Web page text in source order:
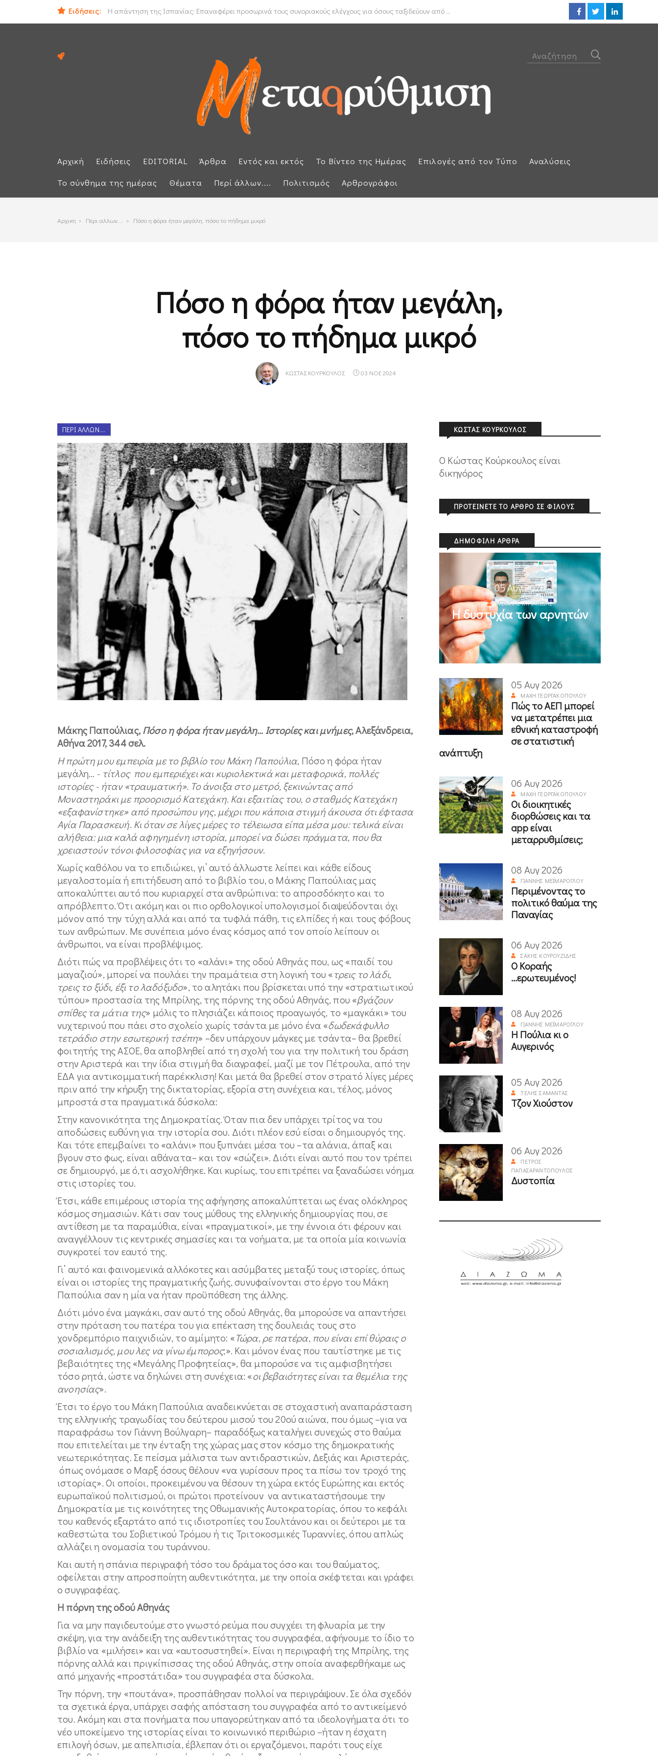
Ειδήσεις:
Η απάντηση της Ισπανίας: Επαναφέρει προσωρινά τους συνοριακούς ελέγχους για όσους ταξιδεύουν από ...
Ο εισαγγελέας του Αρείου Πάγου Ε. Μπακέλας απέρριψε αιτήσεις για να ανασυρθεί από το αρχείο η ... ΟΟΣΑ: Στην τελευταία θέση η
Αρχική Ειδήσεις EDITORIAL Άρθρα Εντός και εκτός Το Βίντεο της Ημέρας Επιλογές από τον Τύπο
Αναλύσεις
Το σύνθημα της ημέρας
Θέματα Περί άλλων.... Πολιτισμός Αρθρογράφοι
Αρχικη > Περι αλλων.... > Πόσο η φόρα ήταν μεγάλη, πόσο το πήδημα μικρό
Πόσο η φόρα ήταν μεγάλη,
πόσο το πήδημα μικρό
ΚΏΣΤΑΣ ΚΟΎΡΚΟΥΛΟΣ 03 ΝΟΕ 2024
ΠΕΡΊ ΆΛΛΩΝ....
Μάκης Παπούλιας, Πόσο η φόρα ήταν μεγάλη… Ιστορίες και μνήμες, Αλεξάνδρεια,
Αθήνα 2017, 344 σελ.
Η πρώτη μου εμπειρία με το βιβλίο του Μάκη Παπούλια, Πόσο η φόρα ήταν
μεγάλη… - τίτλος που εμπεριέχει και κυριολεκτικά και μεταφορικά, πολλές
ιστορίες - ήταν «τραυματική». Το άνοιξα στο μετρό, ξεκινώντας από
Μοναστηράκι με προορισμό Κατεχάκη. Και εξαιτίας του, ο σταθμός Κατεχάκη
«εξαφανίστηκε» από προσώπου γης, μέχρι που κάποια στιγμή άκουσα ότι έφτασα
Αγία Παρασκευή. Κι όταν σε λίγες μέρες το τέλειωσα είπα μέσα μου: τελικά είναι
αλήθεια: μια καλά αφηγημένη ιστορία, μπορεί να δώσει πράγματα, που θα
χρειαστούν τόνοι φιλοσοφίας για να εξηγήσουν.
Xωρίς καθόλου να το επιδιώκει, γι’ αυτό άλλωστε λείπει και κάθε είδους
μεγαλοστομία ή επιτήδευση από το βιβλίο του, ο Μάκης Παπούλιας μας
αποκαλύπτει αυτό που κυριαρχεί στα ανθρώπινα: το απροσδόκητο και το
απρόβλεπτο. Ότι ακόμη και οι πιο ορθολογικοί υπολογισμοί διαψεύδονται όχι
μόνον από την τύχη αλλά και από τα τυφλά πάθη, τις ελπίδες ή και τους φόβους
των ανθρώπων. Με συνέπεια μόνο ένας κόσμος από τον οποίο λείπουν οι
άνθρωποι, να είναι προβλέψιμος.
Διότι πώς να προβλέψεις ότι το «αλάνι» της οδού Αθηνάς που, ως «παιδί του
μαγαζιού», μπορεί να πουλάει την πραμάτεια στη λογική του «τρεις το λάδι,
τρεις το ξύδι, έξι το λαδόξυδο», το αλητάκι που βρίσκεται υπό την «στρατιωτικού
τύπου» προστασία της Μπρίλης, της πόρνης της οδού Αθηνάς, που «βγάζουν
σπίθες τα μάτια της» μόλις το πλησιάζει κάποιος προαγωγός, το «μαγκάκι» του
νυχτερινού που πάει στο σχολείο χωρίς τσάντα με μόνο ένα «δωδεκάφυλλο
τετράδιο στην εσωτερική τσέπη» –δεν υπάρχουν μάγκες με τσάντα– θα βρεθεί
φοιτητής της ΑΣΟΕ, θα αποβληθεί από τη σχολή του για την πολιτική του δράση
στην Αριστερά και την ίδια στιγμή θα διαγραφεί, μαζί με τον Πέτρουλα, από την
ΕΔΑ για αντικομματική παρέκκλιση! Και μετά θα βρεθεί στον στρατό λίγες μέρες
πριν από την κήρυξη της δικτατορίας, εξορία στη συνέχεια και, τέλος, μόνος
μπροστά στα πραγματικά δύσκολα:
Στην κανονικότητα της Δημοκρατίας. Όταν πια δεν υπάρχει τρίτος να του
αποδώσεις ευθύνη για την ιστορία σου. Διότι πλέον εσύ είσαι ο δημιουργός της.
Και τότε επεμβαίνει το «αλάνι» που ξυπνάει μέσα του –τα αλάνια, άπαξ και
βγουν στο φως, είναι αθάνατα– και τον «σώζει». Διότι είναι αυτό που τον τρέπει
σε δημιουργό, με ό,τι ασχολήθηκε. Και κυρίως, του επιτρέπει να ξαναδώσει νόημα
στις ιστορίες του.
Έτσι, κάθε επιμέρους ιστορία της αφήγησης αποκαλύπτεται ως ένας ολόκληρος
κόσμος σημασιών. Κάτι σαν τους μύθους της ελληνικής δημιουργίας που, σε
αντίθεση με τα παραμύθια, είναι «πραγματικοί», με την έννοια ότι φέρουν και
αναγγέλλουν τις κεντρικές σημασίες και τα νοήματα, με τα οποία μία κοινωνία
συγκροτεί τον εαυτό της.
Γι’ αυτό και φαινομενικά αλλόκοτες και ασύμβατες μεταξύ τους ιστορίες, όπως
είναι οι ιστορίες της πραγματικής ζωής, συνυφαίνονται στο έργο του Μάκη
Παπούλια σαν η μία να ήταν προϋπόθεση της άλλης.
Διότι μόνο ένα μαγκάκι, σαν αυτό της οδού Αθηνάς, θα μπορούσε να απαντήσει
στην πρόταση του πατέρα του για επέκταση της δουλειάς τους στο
χονδρεμπόριο παιχνιδιών, το αμίμητο: «Τώρα, ρε πατέρα, που είναι επί θύραις ο
σοσιαλισμός, μου λες να γίνω έμπορος;». Και μόνον ένας που ταυτίστηκε με τις
βεβαιότητες της «Μεγάλης Προφητείας», θα μπορούσε να τις αμφισβητήσει
τόσο ρητά, ώστε να δηλώνει στη συνέχεια: «οι βεβαιότητες είναι τα θεμέλια της
ανοησίας».
Έτσι το έργο του Μάκη Παπούλια αναδεικνύεται σε στοχαστική αναπαράσταση
της ελληνικής τραγωδίας του δεύτερου μισού του 20ού αιώνα, που όμως –για να
παραφράσω τον Γιάννη Βούλγαρη– παραδόξως καταλήγει συνεχώς στο θαύμα
που επιτελείται με την ένταξη της χώρας μας στον κόσμο της δημοκρατικής
νεωτερικότητας. Σε πείσμα μάλιστα των αντιδραστικών, Δεξιάς και Αριστεράς,
όπως ονόμασε ο Μαρξ όσους θέλουν «να γυρίσουν προς τα πίσω τον τροχό της
ιστορίας». Οι οποίοι, προκειμένου να θέσουν τη χώρα εκτός Ευρώπης και εκτός
ευρωπαϊκού πολιτισμού, οι πρώτοι προτείνουν να αντικαταστήσουμε την
Δημοκρατία με τις κοινότητες της Οθωμανικής Αυτοκρατορίας, όπου το κεφάλι
του καθενός εξαρτάτο από τις ιδιοτροπίες του Σουλτάνου και οι δεύτεροι με τα
καθεστώτα του Σοβιετικού Τρόμου ή τις Τριτοκοσμικές Τυραννίες, όπου απλώς
αλλάζει η ονομασία του τυράννου.
Και αυτή η σπάνια περιγραφή τόσο του δράματος όσο και του θαύματος,
οφείλεται στην απροσποίητη αυθεντικότητα, με την οποία σκέφτεται και γράφει
ο συγγραφέας.
Η πόρνη της οδού Αθηνάς
Για να μην παγιδευτούμε στο γνωστό ρεύμα που συγχέει τη φλυαρία με την
σκέψη, για την ανάδειξη της αυθεντικότητας του συγγραφέα, αφήνουμε το ίδιο το
βιβλίο να «μιλήσει» και να «αυτοσυστηθεί». Είναι η περιγραφή της Μπρίλης, της
πόρνης αλλά και πριγκίπισσας της οδού Αθηνάς, στην οποία αναφερθήκαμε ως
από μηχανής «προστάτιδα» του συγγραφέα στα δύσκολα.
Την πόρνη, την «πουτάνα», προσπάθησαν πολλοί να περιγράψουν. Σε όλα σχεδόν
τα σχετικά έργα, υπάρχει σαφής απόσταση του συγγραφέα από το αντικείμενό
του. Ακόμη και στα πονήματα που υπαγορεύτηκαν από τα ιδεολογήματα ότι το
νέο υποκείμενο της ιστορίας είναι το κοινωνικό περιθώριο –ήταν η έσχατη
επιλογή όσων, με απελπισία, έβλεπαν ότι οι εργαζόμενοι, παρότι τους είχε
ΚΏΣΤΑΣ ΚΟΎΡΚΟΥΛΟΣ
Ο Κώστας Κούρκουλος είναι
δικηγόρος
ΠΡΟΤΕΊΝΕΤΕ ΤΟ ΆΡΘΡΟ ΣΕ ΦΊΛΟΥΣ
ΔΗΜΟΦΙΛΉ ΆΡΘΡΑ
05 Αυγ 2026
ΜΙΧΆΛΗΣ ΚΥΡΙΑΚΊΔΗΣ
Η δυστυχία των αρνητών
05 Αυγ 2026
ΜΆΧΗ ΓΕΩΡΓΑΚΟΠΟΎΛΟΥ
Πώς το ΑΕΠ μπορεί
να μετατρέπει μια
εθνική καταστροφή
σε στατιστική
ανάπτυξη
06 Αυγ 2026
ΜΆΧΗ ΓΕΩΡΓΑΚΟΠΟΎΛΟΥ
Οι διοικητικές
διορθώσεις και τα
app είναι
μεταρρυθμίσεις;
08 Αυγ 2026
ΓΙΆΝΝΗΣ ΜΕΪΜΆΡΟΓΛΟΥ
Περιμένοντας το
πολιτικό θαύμα της
Παναγίας
06 Αυγ 2026
ΣΆΚΗΣ ΚΟΥΡΟΥΖΊΔΗΣ
Ο Κοραής
...ερωτευμένος!
08 Αυγ 2026
ΓΙΆΝΝΗΣ ΜΕΪΜΆΡΟΓΛΟΥ
Η Πούλια κι ο
Αυγερινός
05 Αυγ 2026
ΤΈΛΗΣ ΣΑΜΑΝΤΆΣ
Τζον Χιούστον
06 Αυγ 2026
ΠΈΤΡΟΣ
ΠΑΠΑΣΑΡΑΝΤΌΠΟΥΛΟΣ
Δυστοπία